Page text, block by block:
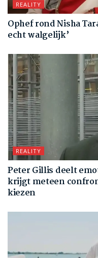
REALITY
Ophef rond Nisha
echt walgelijk’
REALITY
Peter Gillis deelt
krijgt meteen
kiezen